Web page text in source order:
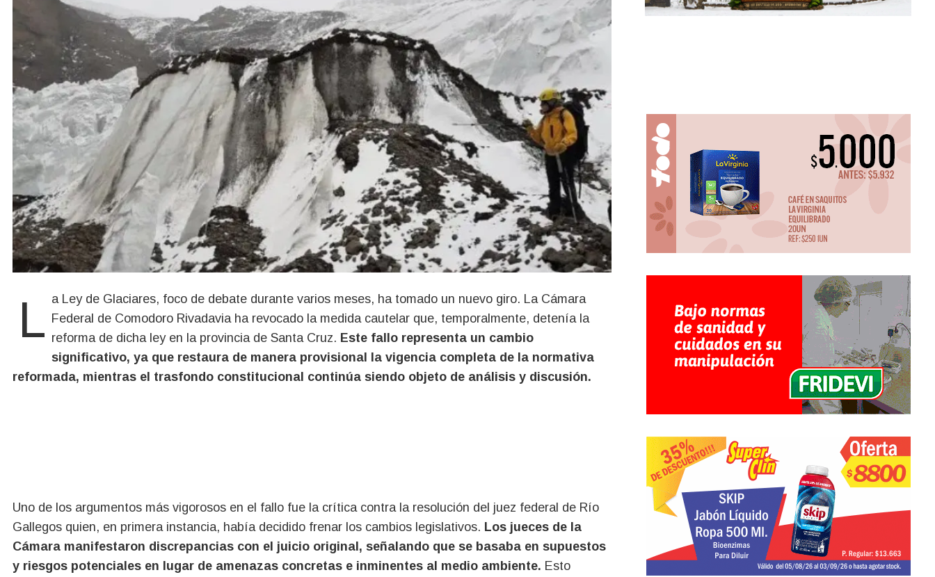
La Ley de Glaciares, foco de debate durante varios meses, ha tomado un nuevo giro. La Cámara Federal de Comodoro Rivadavia ha revocado la medida cautelar que, temporalmente, detenía la
reforma de dicha ley en la provincia de Santa Cruz. Este fallo representa un cambio
significativo, ya que restaura de manera provisional la vigencia completa de la normativa
reformada, mientras el trasfondo constitucional continúa siendo objeto de análisis y discusión.
Uno de los argumentos más vigorosos en el fallo fue la crítica contra la resolución del juez federal de Río
Gallegos quien, en primera instancia, había decidido frenar los cambios legislativos. Los jueces de la
Cámara manifestaron discrepancias con el juicio original, señalando que se basaba en supuestos
y riesgos potenciales en lugar de amenazas concretas e inminentes al medio ambiente. Esto